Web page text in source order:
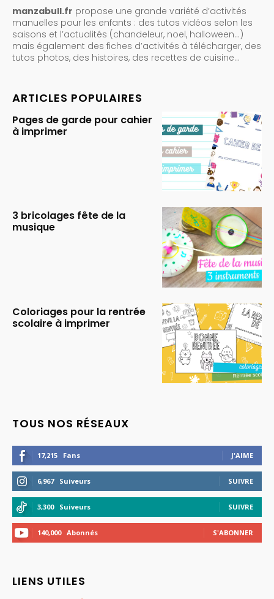
manzabull.fr propose une grande variété d’activités
manuelles pour les enfants : des tutos vidéos selon les
saisons et l’actualités (chandeleur, noel, halloween…)
mais également des fiches d’activités à télécharger, des
tutos photos, des histoires, des recettes de cuisine…
ARTICLES POPULAIRES
Pages de garde pour cahier
à imprimer
3 bricolages fête de la
musique
Coloriages pour la rentrée
scolaire à imprimer
TOUS NOS RÉSEAUX
17,215 Fans J'AIME
6,967 Suiveurs SUIVRE
3,300 Suiveurs SUIVRE
140,000 Abonnés S'ABONNER
LIENS UTILES